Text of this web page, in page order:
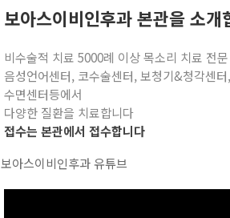
보아스이비인후과 본관을 소개
비수술적 치료 5000례 이상 목소리 치료 전
음성언어센터, 코수술센터, 보청기&청각센
수면센터등에서
다양한 질환을 치료합니다
접수는 본관에서 접수합니다
보아스이비인후과 유튜브